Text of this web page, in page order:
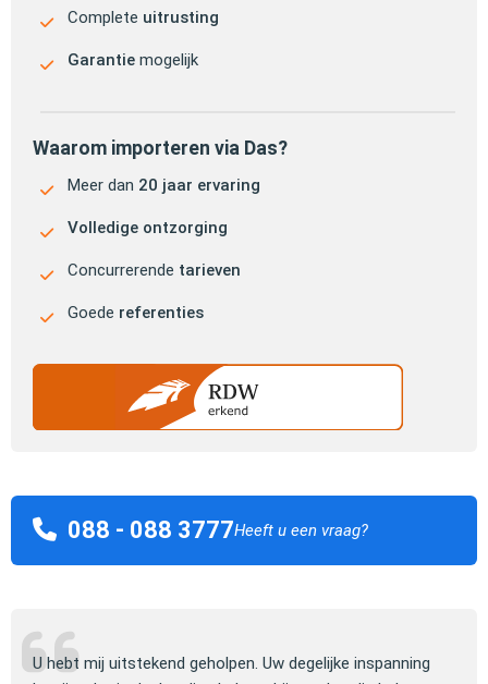
Complete uitrusting
Garantie mogelijk
Waarom importeren via Das?
Meer dan 20 jaar ervaring
Volledige ontzorging
Concurrerende tarieven
Goede referenties
Heeft u een vraag?
088 - 088 3777
De keuze voor de auto heb ik zelf gemaakt, daarna heeft